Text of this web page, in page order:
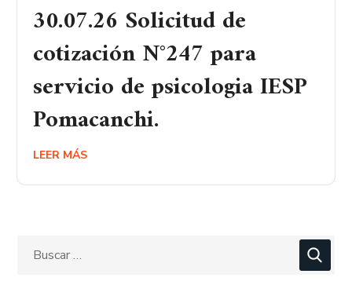
30.07.26 Solicitud de
cotización N°247 para
servicio de psicologia IESP
Pomacanchi.
LEER MÁS